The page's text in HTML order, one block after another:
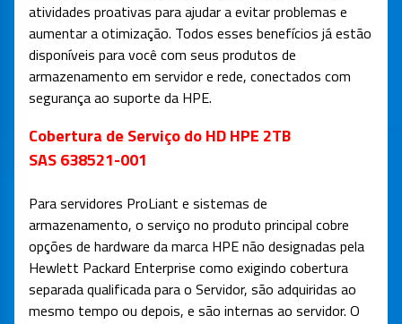
atividades proativas para ajudar a evitar problemas e
aumentar a otimização. Todos esses benefícios já estão
disponíveis para você com seus produtos de
armazenamento em servidor e rede, conectados com
segurança ao suporte da HPE.
Cobertura de Serviço do HD HPE 2TB
SAS 638521-001
Para servidores ProLiant e sistemas de
armazenamento, o serviço no produto principal cobre
opções de hardware da marca HPE não designadas pela
Hewlett Packard Enterprise como exigindo cobertura
separada qualificada para o Servidor, são adquiridas ao
mesmo tempo ou depois, e são internas ao servidor. O